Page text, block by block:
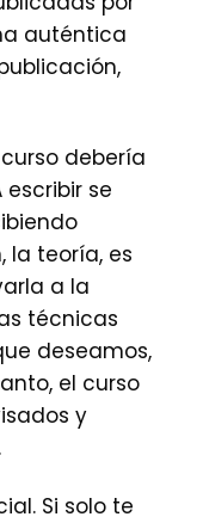
auténtica
debería
se
la teoría, es
a la
técnicas
deseamos,
el curso
y
Si solo te